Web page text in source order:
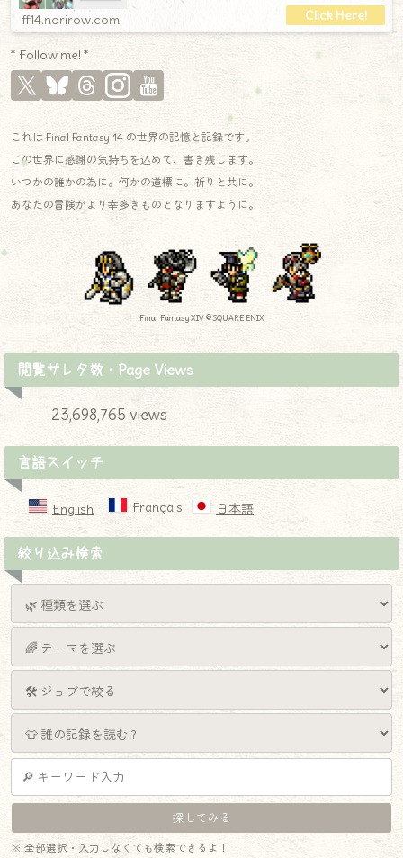
ff14.norirow.com
* Follow me! *
これは Final Fantasy 14 の世界の記憶と記録です。
この世界に感謝の気持ちを込めて、書き残します。
いつかの誰かの為に。何かの道標に。祈りと共に。
あなたの冒険がより幸多きものとなりますように。
Final Fantasy XIV © SQUARE ENIX
閲覧サレタ数・Page Views
23,698,765 views
言語スイッチ
English Français 日本語
絞り込み検索
※ 全部選択・入力しなくても検索できるよ！